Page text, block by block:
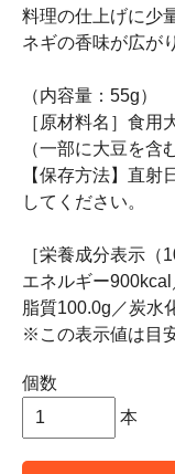
料理の仕上げに少
ネギの香味が広が
（内容量：55g）
［原材料名］食用
（一部に大豆を含
【保存方法】直射
してください。
［栄養成分表示（
エネルギー
脂質100.0g／炭水
※この表示値は目
個数
本